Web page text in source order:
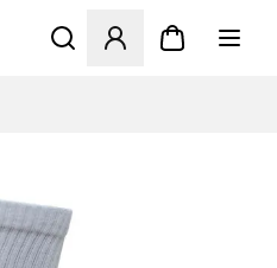
Opent een venster om in